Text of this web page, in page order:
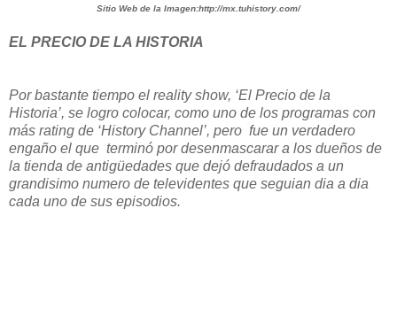
Sitio Web de la Imagen:http://mx.tuhistory.com/
EL PRECIO DE LA HISTORIA
Por bastante tiempo el reality show, ‘El Precio de la
Historia’, se logro colocar, como uno de los programas con
más rating de ‘History Channel’, pero fue un verdadero
engaño el que terminó por desenmascarar a los dueños de
la tienda de antigüedades que dejó defraudados a un
grandisimo numero de televidentes que seguian dia a dia
cada uno de sus episodios.